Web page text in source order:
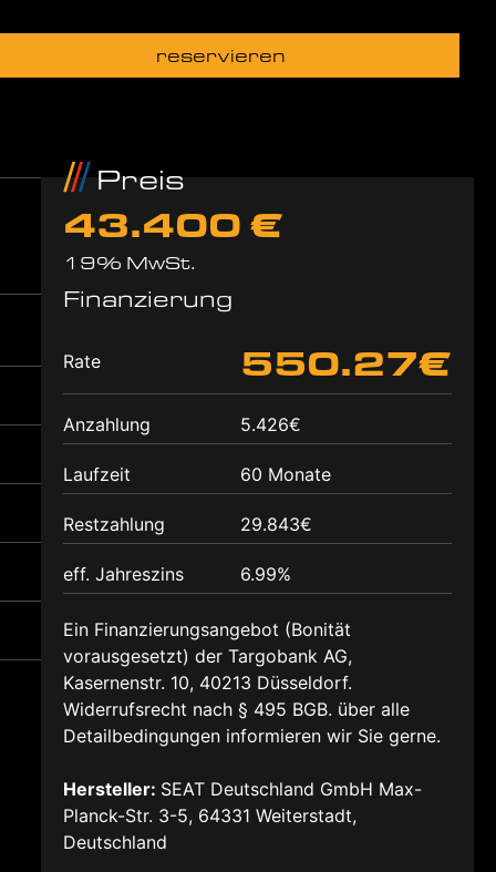
reservieren
Preis
43.400 €
19% MwSt.
Finanzierung
Rate 550.27€
Anzahlung 5.426€
Laufzeit 60 Monate
Restzahlung 29.843€
eff. Jahreszins 6.99%
Ein Finanzierungsangebot (Bonität
vorausgesetzt) der Targobank AG,
Kasernenstr. 10, 40213 Düsseldorf.
Widerrufsrecht nach § 495 BGB. über alle
Detailbedingungen informieren wir Sie gerne.
Hersteller: SEAT Deutschland GmbH Max-
Planck-Str. 3-5, 64331 Weiterstadt,
Deutschland